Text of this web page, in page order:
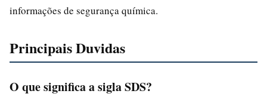
informações de segurança química.
Principais Duvidas
O que significa a sigla SDS?